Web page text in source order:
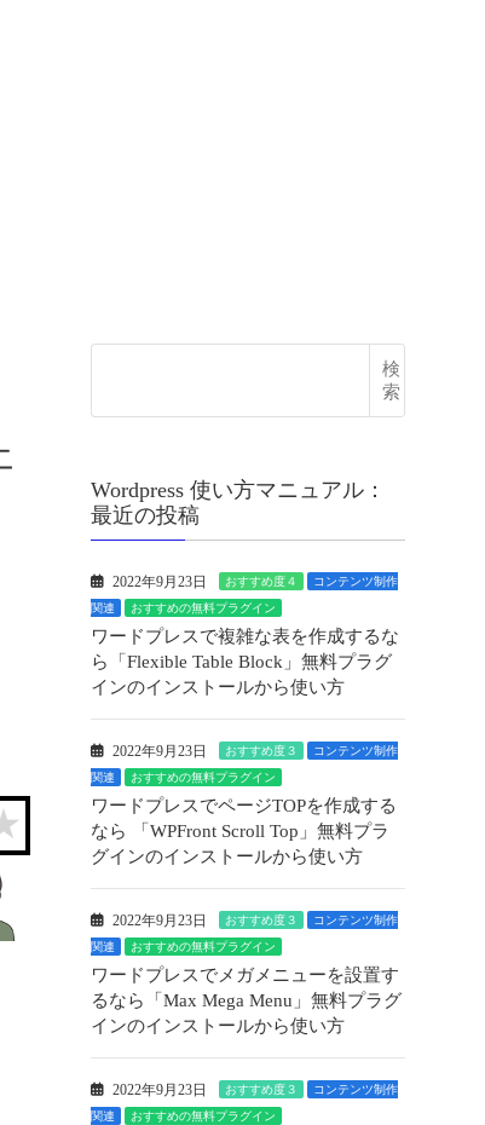
検
索
Wordpress 使い方マニュアル：
最近の投稿
2022年9月23日 おすすめ度４
コンテンツ制作
関連
おすすめの無料プラグイン
ワードプレスで複雑な表を作成するな
ら「Flexible Table Block」無料プラグ
インのインストールから使い方
2022年9月23日 おすすめ度３
コンテンツ制作
関連
おすすめの無料プラグイン
ワードプレスでページTOPを作成する
なら 「WPFront Scroll Top」無料プラ
グインのインストールから使い方
2022年9月23日 おすすめ度３
コンテンツ制作
関連
おすすめの無料プラグイン
ワードプレスでメガメニューを設置す
るなら「Max Mega Menu」無料プラグ
インのインストールから使い方
2022年9月23日 おすすめ度３
コンテンツ制作
関連
おすすめの無料プラグイン